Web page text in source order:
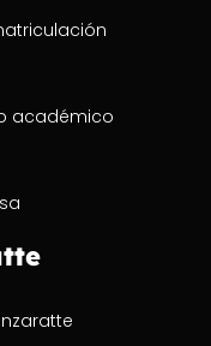
académico